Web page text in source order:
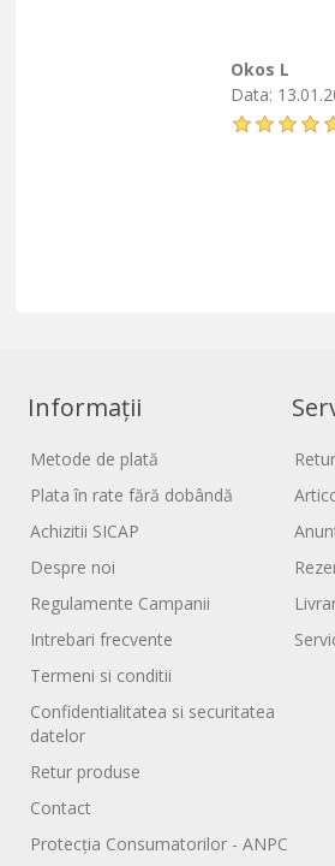
Okos L
Data:
Informații
Metode de plată
Plata în rate fără dobândă
Achizitii SICAP
Despre noi
Regulamente Campanii
Intrebari frecvente
Termeni si conditii
Confidentialitatea si securitatea
datelor
Retur produse
Contact
Protecția Consumatorilor - ANPC